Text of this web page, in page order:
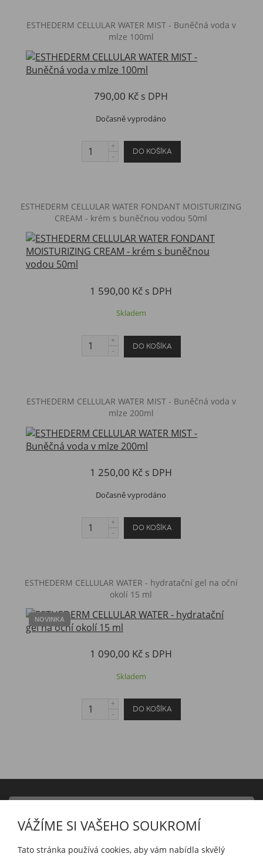
ESTHEDERM CELLULAR WATER MIST - Buněčná voda v
mlze 100ml
790,00 Kč s DPH
Dočasně vyprodáno
ESTHEDERM CELLULAR WATER FONDANT MOISTURIZING
CREAM - krém s buněčnou vodou 50ml
1 590,00 Kč s DPH
Skladem
ESTHEDERM CELLULAR WATER MIST - Buněčná voda v
mlze 200ml
1 250,00 Kč s DPH
Dočasně vyprodáno
ESTHEDERM CELLULAR WATER - hydratační gel na oční
okolí 15 ml
NOVINKA
1 090,00 Kč s DPH
Skladem
INFORMACE
VÁŽÍME SI VAŠEHO SOUKROMÍ
Tato stránka používá cookies, aby vám nabídla skvělý